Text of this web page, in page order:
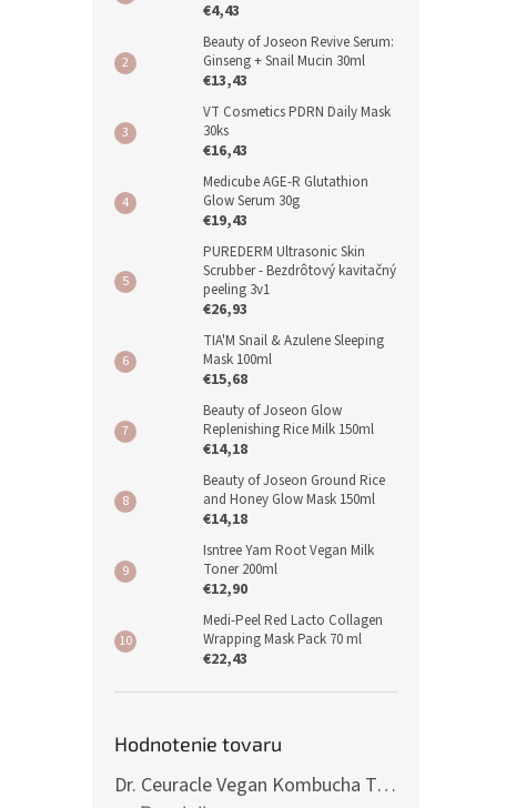
€4,43
Beauty of Joseon Revive Serum:
Ginseng + Snail Mucin 30ml
€13,43
VT Cosmetics PDRN Daily Mask
30ks
€16,43
Medicube AGE-R Glutathion
Glow Serum 30g
€19,43
PUREDERM Ultrasonic Skin
Scrubber - Bezdrôtový kavitačný
peeling 3v1
€26,93
TIA'M Snail & Azulene Sleeping
Mask 100ml
€15,68
Beauty of Joseon Glow
Replenishing Rice Milk 150ml
€14,18
Beauty of Joseon Ground Rice
and Honey Glow Mask 150ml
€14,18
Isntree Yam Root Vegan Milk
Toner 200ml
€12,90
Medi-Peel Red Lacto Collagen
Wrapping Mask Pack 70 ml
€22,43
Hodnotenie tovaru
Dr. Ceuracle Vegan Kombucha Tea Gel Cream 75g